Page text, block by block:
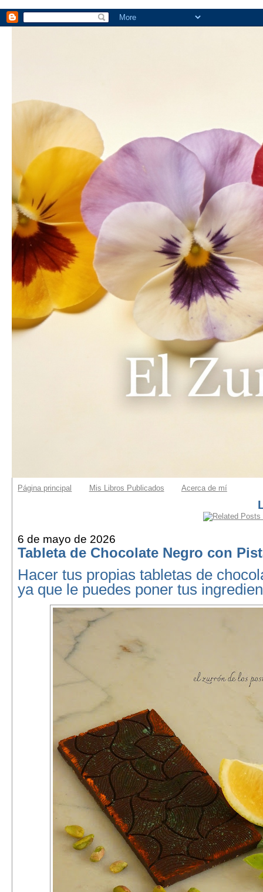
Página principal Mis Libros Publicados Acerca de mí
6 de mayo de 2026
Tableta de Chocolate Negro con
Hacer tus propias tabletas de
ya que le puedes poner tus